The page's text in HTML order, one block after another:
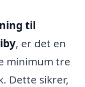
til
, er det en
minimum tre
Dette sikrer,